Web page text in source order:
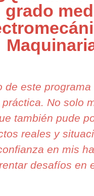
grado
de este
No solo
también pude
reales y
en mis
desafíos en